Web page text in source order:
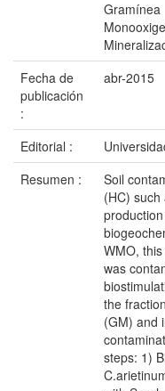
Gramínea
Fecha de
publicación
:
abr-2015
Editorial :
Resumen :
Soil
(HC)
WMO,
was
the
(GM) and
steps: 1)